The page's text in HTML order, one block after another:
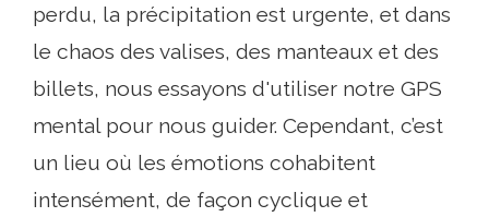
perdu, la précipitation est urgente, et dans
le chaos des valises, des manteaux et des
billets, nous essayons d'utiliser notre GPS
mental pour nous guider. Cependant, c’est
un lieu où les émotions cohabitent
intensément, de façon cyclique et